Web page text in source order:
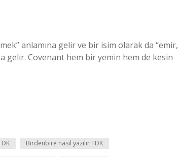
anlamına gelir ve bir isim olarak da “emir,
gelir. Covenant hem bir yemin hem de kesin
Birdenbire nasıl yazılır TDK